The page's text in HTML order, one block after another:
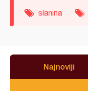
slanina
Najnoviji